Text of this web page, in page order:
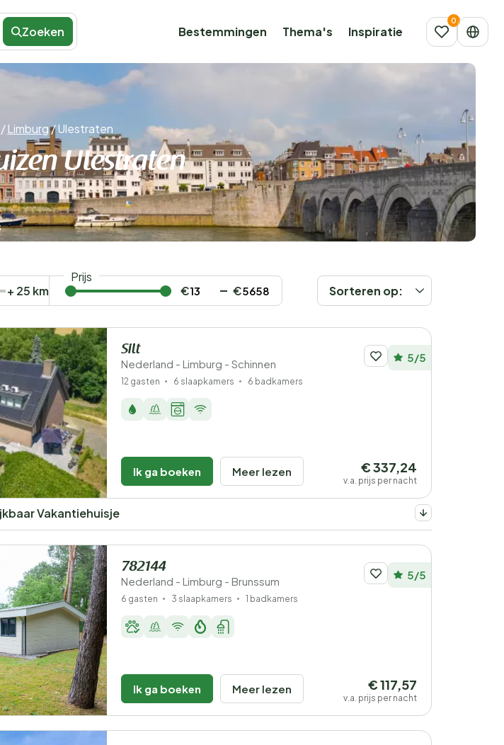
Zoeken Bestemmingen Thema's Inspiratie
/ Limburg/Ulestraten
Ulestraten
+ 25 km
Prijs
€
€ Sorteren op:
Silt
Nederland - Limburg - Schinnen 5/5
12 gasten 6 slaapkamers 6 badkamers
Ik ga boeken Meer lezen € 337,24
v.a. prijs per nacht
Vakantiehuisje
782144
Nederland - Limburg - Brunssum 5/5
6 gasten 3 slaapkamers 1 badkamers
Ik ga boeken Meer lezen € 117,57
v.a. prijs per nacht